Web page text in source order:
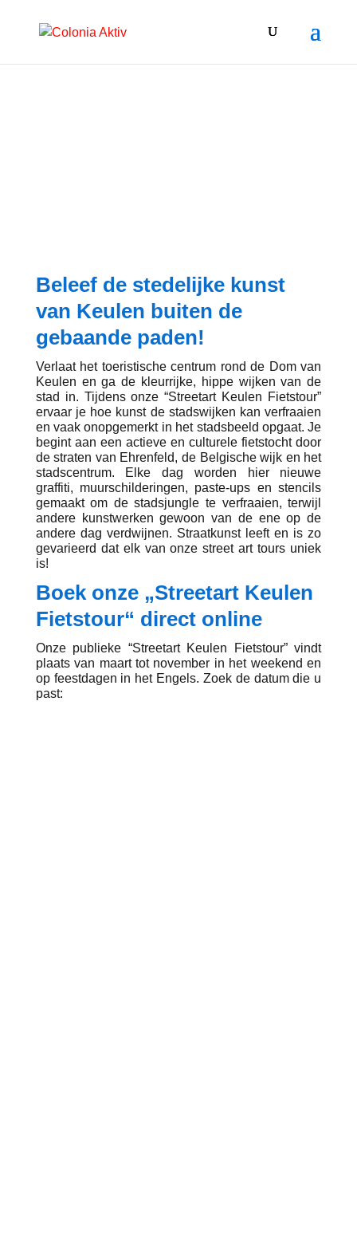
Beleef de stedelijke kunst
van Keulen buiten de
gebaande paden!
Verlaat het toeristische centrum rond de Dom van
Keulen en ga de kleurrijke, hippe wijken van de
stad in. Tijdens onze “Streetart Keulen Fietstour”
ervaar je hoe kunst de stadswijken kan verfraaien
en vaak onopgemerkt in het stadsbeeld opgaat. Je
begint aan een actieve en culturele fietstocht door
de straten van Ehrenfeld, de Belgische wijk en het
stadscentrum. Elke dag worden hier nieuwe
graffiti, muurschilderingen, paste-ups en stencils
gemaakt om de stadsjungle te verfraaien, terwijl
andere kunstwerken gewoon van de ene op de
andere dag verdwijnen. Straatkunst leeft en is zo
gevarieerd dat elk van onze street art tours uniek
is!
Boek onze „Streetart Keulen
Fietstour“ direct online
Onze publieke “Streetart Keulen Fietstour” vindt
plaats van maart tot november in het weekend en
op feestdagen in het Engels. Zoek de datum die u
past: